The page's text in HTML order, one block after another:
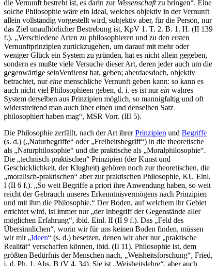
die Vernunft bestrebt ist, es darin zur Wissenschaftzu bringen“. Eine
solche Philosophie wäre ein Ideal, welches objektiv in der Vernunft
allein vollständig vorgestellt wird, subjektiv aber, für die Person, nur
das Ziel unaufhörlicher Bestrebung ist, KpV 1. T. 2. B. 1. H. (II 139
f.). „Verschiedene Arten zu philosophieren und zu den ersten
Vernunftprinzipien zurückzugehen, um darauf mit mehr oder
weniger Glück ein System zu gründen, hat es nicht allein gegeben,
sondern es mußte viele Versuche dieser Art, deren jeder auch um die
gegenwärtige seinVerdienst hat, geben; aberdaesdoch, objektiv
betrachtet, nureine menschliche Vernunft geben kann: so kann es
auch nicht viel Philosophieen geben, d. i. es ist nurein wahres
System derselben aus Prinzipien möglich, so mannigfaltig und oft
widerstreitend man auch über einen und denselben Satz
philosophiert haben mag“, MSR Vorr. (III 5).
Die Philosophie zerfällt, nach der Art ihrerPrinzipien und Begriffe
(s. d.) („Naturbegriffe“ oder „Freiheitsbegriff“) in die theoretische
als „Naturphilosophie“ und die praktische als „Moralphilosophie“.
Die „technisch-praktischen“ Prinzipien (der Kunst und
Geschicklichkeit, der Klugheit) gehören noch zur theoretischen, die
„moralisch-praktischen“ aber zur praktischen Philosophie, KU Einl.
I (II 6 f.). „So weit Begriffe a priori ihre Anwendung haben, so weit
reicht der Gebrauch unseres Erkenntnisvermögens nach Prinzipien
und mit ihm die Philosophie.“ Der Boden, auf welchem ihr Gebiet
errichtet wird, ist immer nur „der Inbegriff der Gegenstände aller
möglichen Erfahrung“, ibid. Einl. II (II 9 f.). Das „Feld des
Übersinnlichen“, worin wir für uns keinen Boden finden, müssen
wir mit „Ideen“ (s. d.) besetzen, denen wir aber nur „praktische
Realität“ verschaffen können, ibid. (II 11). Philosophie ist, dem
größten Bedürfnis der Menschen nach, „Weisheitsforschung“, Fried,
i. d. Ph. 1. Abs. B (V 4, 34). Sie ist „Weisheitslehre“, aber auch